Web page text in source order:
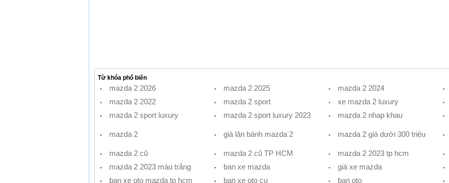
Từ khóa phổ biến
mazda 2 2026 mazda 2 2025 mazda 2 2024
mazda 2 2022
mazda 2 sport xe mazda 2 luxury
mazda 2 sport luxury
mazda 2 sport luxury 2023 mazda 2 nhap khau
mazda 2 giá lăn bánh mazda 2 mazda 2 giá dưới 300 triệu
mazda 2 cũ mazda 2 cũ TP HCM mazda 2 2023 tp hcm
mazda 2 2023 màu trắng
ban xe mazda giá xe mazda
ban xe oto mazda tp hcm
ban xe oto cu ban oto